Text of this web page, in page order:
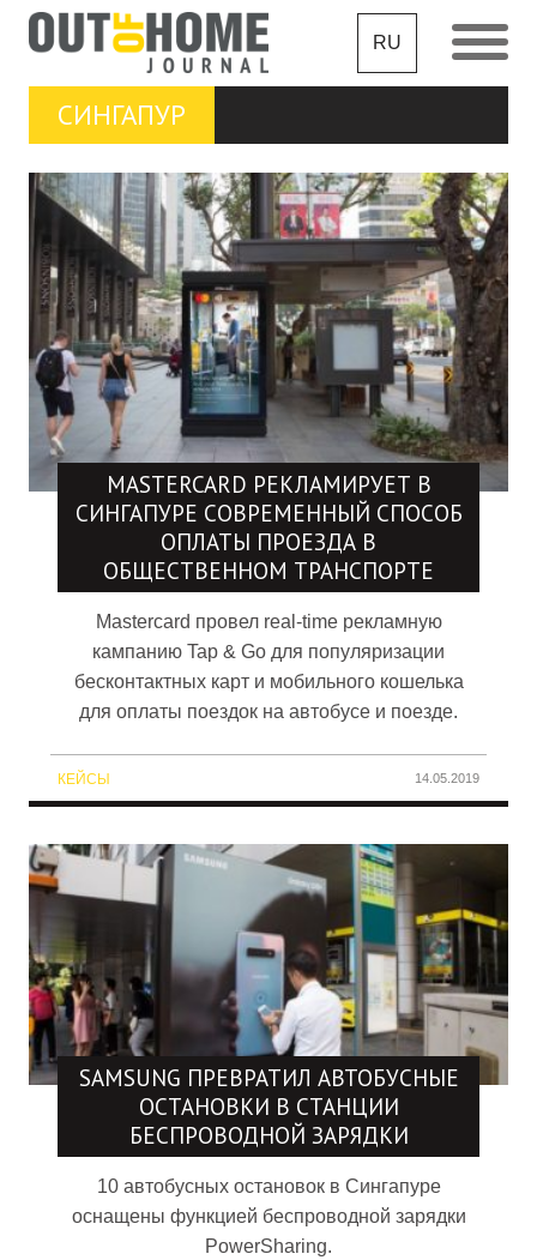
RU
СИНГАПУР
MASTERCARD РЕКЛАМИРУЕТ В
СИНГАПУРЕ СОВРЕМЕННЫЙ СПОСОБ
ОПЛАТЫ ПРОЕЗДА В
ОБЩЕСТВЕННОМ ТРАНСПОРТЕ
Mastercard провел real-time рекламную
кампанию Tap & Go для популяризации
бесконтактных карт и мобильного кошелька
для оплаты поездок на автобусе и поезде.
КЕЙСЫ 14.05.2019
SAMSUNG ПРЕВРАТИЛ АВТОБУСНЫЕ
ОСТАНОВКИ В СТАНЦИИ
БЕСПРОВОДНОЙ ЗАРЯДКИ
10 автобусных остановок в Сингапуре
оснащены функцией беспроводной зарядки
PowerSharing.